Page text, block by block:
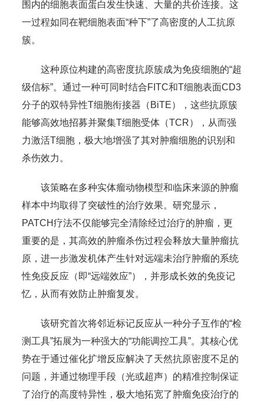
围内的细胞表面蛋白发生快速、大量的共价连接。这
一过程如同在靶细胞表面“种下”了高密度的人工抗原
簇。
这种原位构建的高密度抗原簇成为免疫细胞的“超
级信标”。通过一种可同时结合FITC和T细胞表面CD3
分子的双特异性T细胞衔接器（BiTE），这些抗原簇
能够高效地招募并聚集T细胞受体（TCR），从而强
力激活T细胞，极大地增强了其对肿瘤细胞的识别和
杀伤效力。
该策略在多种实体瘤动物模型和临床来源的肿瘤
样本中均取得了突破性的治疗效果。研究显示，
PATCH疗法不仅能够完全清除经过治疗的肿瘤，更
重要的是，其高效的肿瘤杀伤过程会释放大量肿瘤抗
原，进一步激发机体产生针对远端未治疗肿瘤的系统
性免疫反应（即“远端效应”），并形成长效的免疫记
忆，从而有效防止肿瘤复发。
该研究首次将邻近标记反应从一种分子互作的“检
测工具”拓展为一种强大的“功能调控工具”。其核心优
势在于通过催化扩增反应解决了天然抗原密度不足的
问题，并通过物理手段（光或超声）的精准控制保证
了治疗的高度特异性，极大地拓宽了肿瘤免疫治疗的